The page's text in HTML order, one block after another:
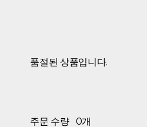
품절된 상품입니다.
주문 수량
0개